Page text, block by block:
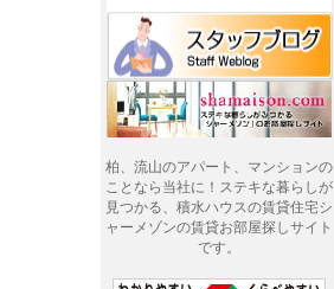
柏、流山のアパート、マンションの
ことなら当社に！ステキな暮らしが
見つかる、積水ハウスの賃貸住宅シ
ャーメゾンの賃貸お部屋探しサイト
です。